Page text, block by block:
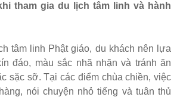
tham gia du lịch tâm linh và hành
tâm linh Phật giáo, du khách nên lựa
đáo, màu sắc nhã nhặn và tránh ăn
sặc sỡ. Tại các điểm chùa chiền, việc
nói chuyện nhỏ tiếng và tuân thủ